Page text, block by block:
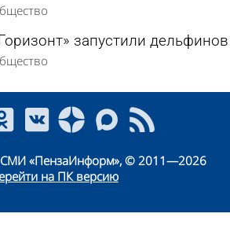
запустили дельфинов
СМИ «ПензаИнформ», © 2011—2026
на ПК версию